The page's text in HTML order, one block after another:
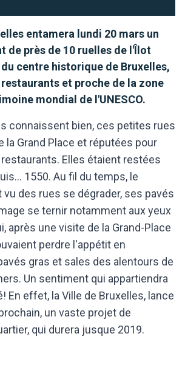
entamera lundi 20 mars un
de près de 10 ruelles de l'Îlot
centre historique de Bruxelles,
et proche de la zone
mondial de l'UNESCO.
connaissent bien, ces petites rues
la Grand Place et réputées pour
Elles étaient restées
1550. Au fil du temps, le
des rues se dégrader, ses pavés
se ternir notamment aux yeux
après une visite de la Grand-Place
perdre l'appétit en
gras et sales des alentours de
Un sentiment qui appartiendra
En effet, la Ville de Bruxelles, lance
un vaste projet de
qui durera jusque 2019.